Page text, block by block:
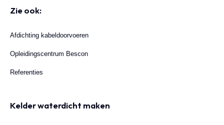
Zie ook:
Afdichting kabeldoorvoeren
Opleidingscentrum Bescon
Referenties
Kelder waterdicht maken